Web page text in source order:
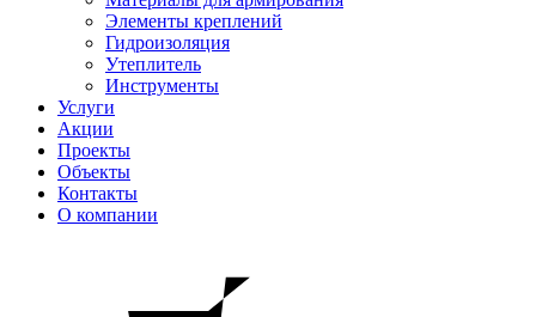
Элементы креплений
Гидроизоляция
Утеплитель
Инструменты
Услуги
Акции
Проекты
Объекты
Контакты
О компании